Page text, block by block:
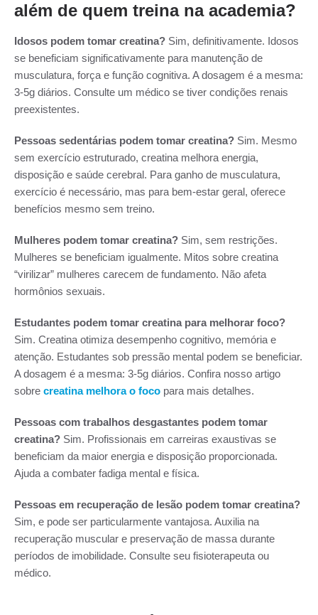
além de quem treina na academia?
Idosos podem tomar creatina? Sim, definitivamente. Idosos
se beneficiam significativamente para manutenção de
musculatura, força e função cognitiva. A dosagem é a mesma:
3-5g diários. Consulte um médico se tiver condições renais
preexistentes.
Pessoas sedentárias podem tomar creatina? Sim. Mesmo
sem exercício estruturado, creatina melhora energia,
disposição e saúde cerebral. Para ganho de musculatura,
exercício é necessário, mas para bem-estar geral, oferece
benefícios mesmo sem treino.
Mulheres podem tomar creatina? Sim, sem restrições.
Mulheres se beneficiam igualmente. Mitos sobre creatina
“virilizar” mulheres carecem de fundamento. Não afeta
hormônios sexuais.
Estudantes podem tomar creatina para melhorar foco?
Sim. Creatina otimiza desempenho cognitivo, memória e
atenção. Estudantes sob pressão mental podem se beneficiar.
A dosagem é a mesma: 3-5g diários. Confira nosso artigo
sobre creatina melhora o foco para mais detalhes.
Pessoas com trabalhos desgastantes podem tomar
creatina? Sim. Profissionais em carreiras exaustivas se
beneficiam da maior energia e disposição proporcionada.
Ajuda a combater fadiga mental e física.
Pessoas em recuperação de lesão podem tomar creatina?
Sim, e pode ser particularmente vantajosa. Auxilia na
recuperação muscular e preservação de massa durante
períodos de imobilidade. Consulte seu fisioterapeuta ou
médico.